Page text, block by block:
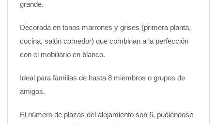
grande.
Decorada en tonos marrones y grises (primera planta,
cocina, salón comedor) que combinan a la perfección
con el mobiliario en blanco.
Ideal para familias de hasta 8 miembros o grupos de
amigos.
El número de plazas del alojamiento son 6, pudiéndose